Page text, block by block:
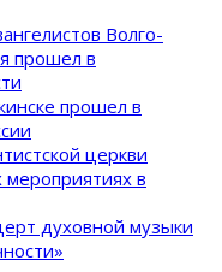
Волго-
прошел в
прошел в
церкви
мероприятиях в
духовной музыки